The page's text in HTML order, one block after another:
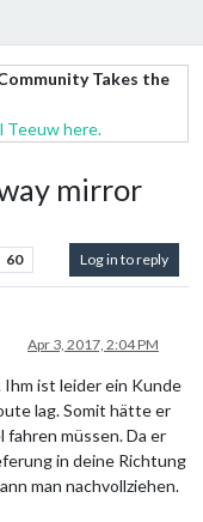
Takes the
Teeuw here.
mirror
60 Log in to reply
Apr 3, 2017, 2:04 PM
Ihm ist leider ein Kunde
lag. Somit hätte er
fahren müssen. Da er
in deine Richtung
man nachvollziehen.